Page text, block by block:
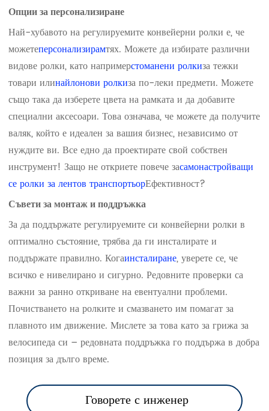
Опции за персонализиране
Най-хубавото на регулируемите конвейерни ролки е, че
можетеперсонализирамтях. Можете да избирате различни
видове ролки, като напримерстоманени ролкиза тежки
товари илинайлонови ролкиза по-леки предмети. Можете
също така да изберете цвета на рамката и да добавите
специални аксесоари. Това означава, че можете да получите
валяк, който е идеален за вашия бизнес, независимо от
нуждите ви. Все едно да проектирате свой собствен
инструмент! Защо не откриете повече засамонастройващи
се ролки за лентов транспортьорЕфективност?
Съвети за монтаж и поддръжка
За да поддържате регулируемите си конвейерни ролки в
оптимално състояние, трябва да ги инсталирате и
поддържате правилно. Когаинсталиране, уверете се, че
всичко е нивелирано и сигурно. Редовните проверки са
важни за ранно откриване на евентуални проблеми.
Почистването на ролките и смазването им помагат за
плавното им движение. Мислете за това като за грижа за
велосипеда си – редовната поддръжка го поддържа в добра
позиция за дълго време.
Говорете с инженер